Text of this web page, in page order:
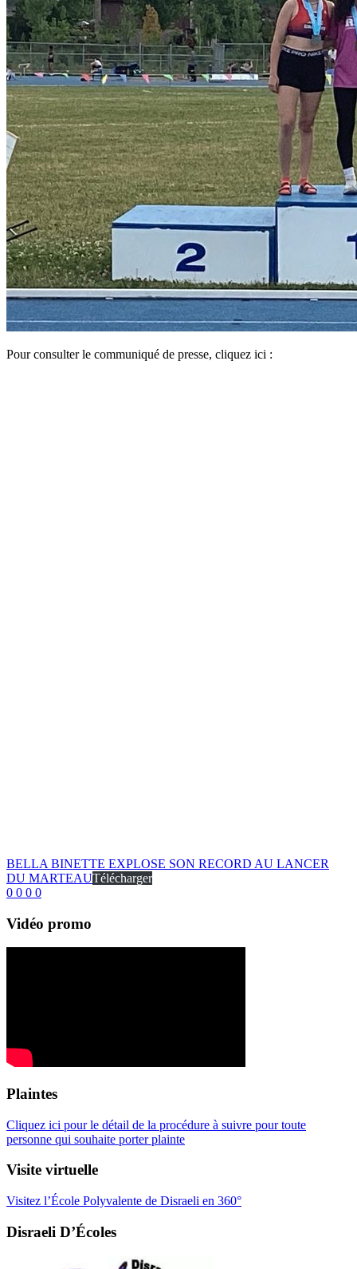
Pour consulter le communiqué de presse, cliquez ici :
BELLA BINETTE EXPLOSE SON RECORD AU LANCER
DU MARTEAUTélécharger
0 0 0 0
Vidéo promo
Plaintes
Cliquez ici pour le détail de la procédure à suivre pour toute
personne qui souhaite porter plainte
Visite virtuelle
Visitez l’École Polyvalente de Disraeli en 360°
Disraeli D’Écoles